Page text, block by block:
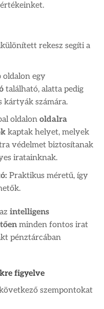
rekesz segíti a
oldalon egy
található, alatta pedig
kártyák számára.
oldalon oldalra
kaptak helyet, melyek
védelmet biztosítanak
iratainknak.
Praktikus méretű, így
intelligens
minden fontos irat
pénztárcában
figyelve
szempontokat